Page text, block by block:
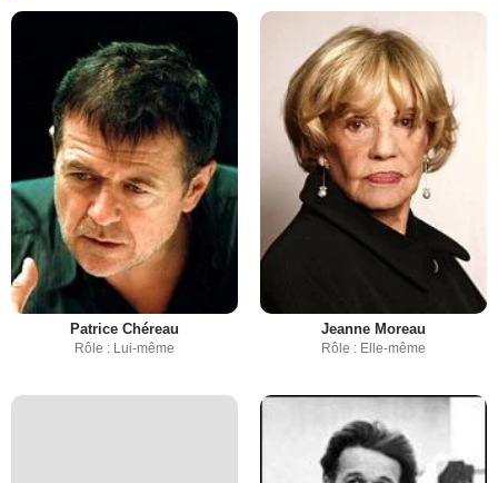
Patrice Chéreau
Rôle : Lui-même
Jeanne Moreau
Rôle : Elle-même